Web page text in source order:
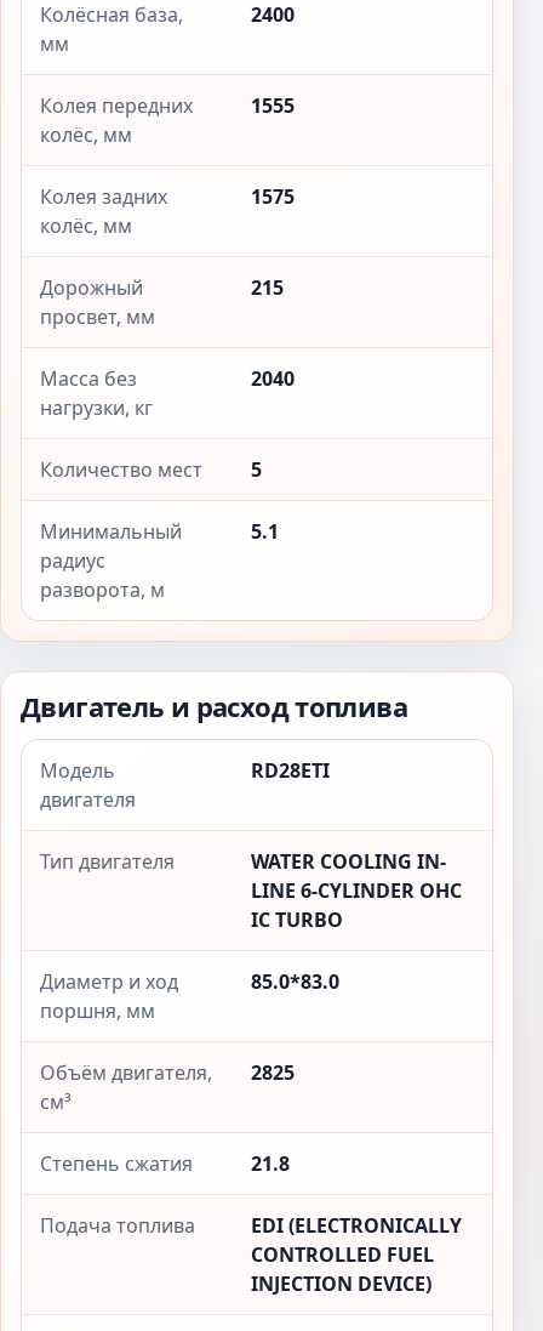
Колёсная база,
мм
2400
Колея передних
колёс, мм
1555
Колея задних
колёс, мм
1575
Дорожный
просвет, мм
215
Масса без
нагрузки, кг
2040
Количество мест 5
Минимальный
радиус
разворота, м
5.1
Двигатель и расход топлива
Модель
двигателя
RD28ETI
Тип двигателя
WATER COOLING IN-
LINE 6-CYLINDER OHC
IC TURBO
Диаметр и ход
поршня, мм
85.0*83.0
Объём двигателя,
см³
2825
Степень сжатия 21.8
Подача топлива
EDI (ELECTRONICALLY
CONTROLLED FUEL
INJECTION DEVICE)